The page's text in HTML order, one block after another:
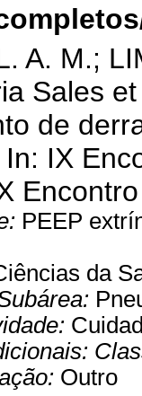
A. M.;
Sales
de
IX
PEEP
da
Outro